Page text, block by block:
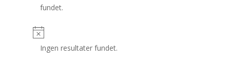
fundet.
Ingen resultater fundet.